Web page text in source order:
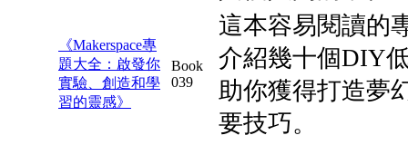
《Makerspace專
題大全：啟發你
實驗、創造和學
習的靈感》
Book
039
這本容易閱讀的
介紹幾十個DIY
助你獲得打造夢
要技巧。